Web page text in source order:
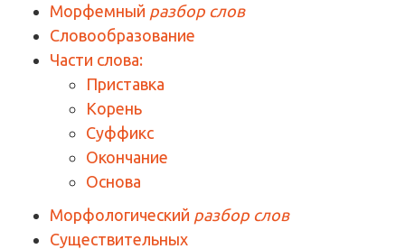
Морфемный разбор слов
Словообразование
Части слова:
Приставка
Корень
Суффикс
Окончание
Основа
Морфологический разбор слов
Существительных